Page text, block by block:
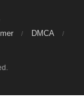
DMCA